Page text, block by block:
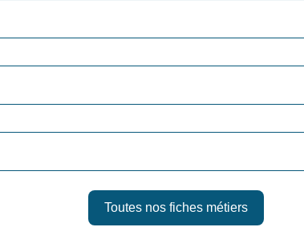
Toutes nos fiches métiers